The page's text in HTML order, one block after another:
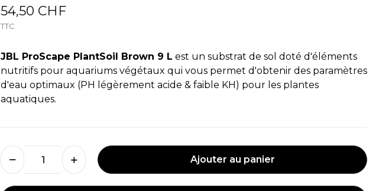
54,50 CHF
TTC
JBL ProScape PlantSoil Brown 9 L est un substrat de sol doté d'éléments
nutritifs pour aquariums végétaux qui vous permet d'obtenir des paramètres
d'eau optimaux (PH légèrement acide & faible KH) pour les plantes
aquatiques.
Ajouter au panier